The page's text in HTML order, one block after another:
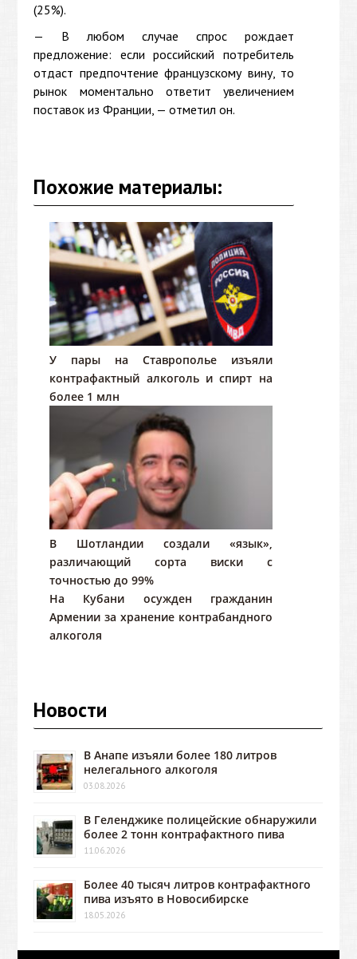
(25%).
— В любом случае спрос рождает
предложение: если российский потребитель
отдаст предпочтение французскому вину, то
рынок моментально ответит увеличением
поставок из Франции, — отметил он.
Похожие материалы:
У пары на Ставрополье изъяли
контрафактный алкоголь и спирт на
более 1 млн
В Шотландии создали «язык»,
различающий сорта виски с
точностью до 99%
На Кубани осужден гражданин
Армении за хранение контрабандного
алкоголя
Новости
В Анапе изъяли более 180 литров
нелегального алкоголя
03.08.2026
В Геленджике полицейские обнаружили
более 2 тонн контрафактного пива
11.06.2026
Более 40 тысяч литров контрафактного
пива изъято в Новосибирске
18.05.2026